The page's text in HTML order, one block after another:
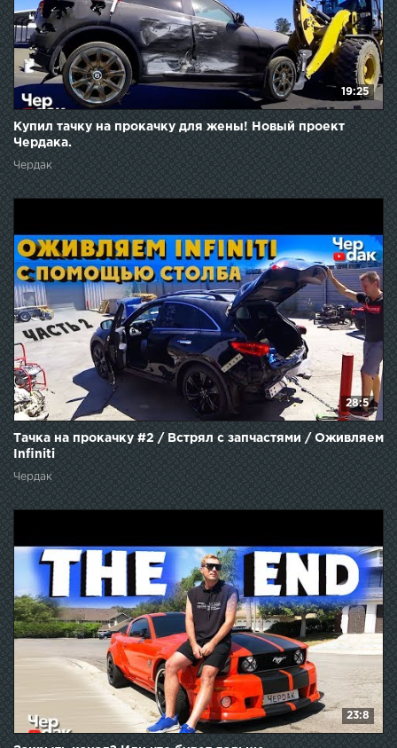
19:25
Купил тачку на прокачку для жены! Новый проект
Чердака.
Чердак
28:5
Тачка на прокачку #2 / Встрял с запчастями / Оживляем
Infiniti
Чердак
23:8